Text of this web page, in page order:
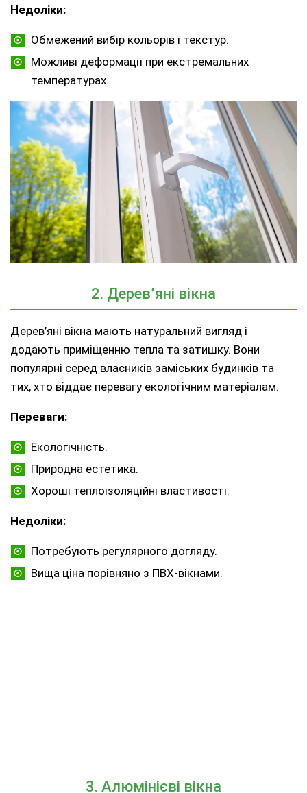
Недоліки:
Обмежений вибір кольорів і текстур.
Можливі деформації при екстремальних
температурах.
2. Дерев’яні вікна
Дерев’яні вікна мають натуральний вигляд і
додають приміщенню тепла та затишку. Вони
популярні серед власників заміських будинків та
тих, хто віддає перевагу екологічним матеріалам.
Переваги:
Екологічність.
Природна естетика.
Хороші теплоізоляційні властивості.
Недоліки:
Потребують регулярного догляду.
Вища ціна порівняно з ПВХ-вікнами.
3. Алюмінієві вікна